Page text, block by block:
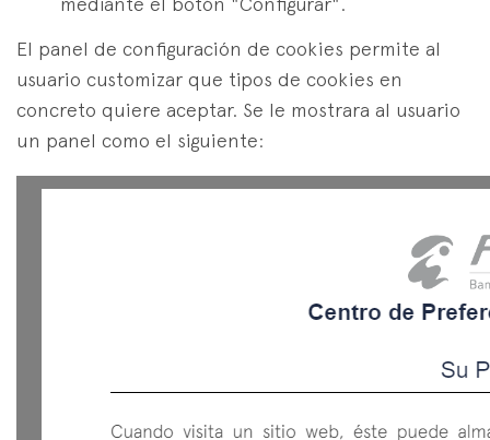
El panel de configuración de cookies permite al
usuario customizar que tipos de cookies en
concreto quiere aceptar. Se le mostrara al usuario
un panel como el siguiente: